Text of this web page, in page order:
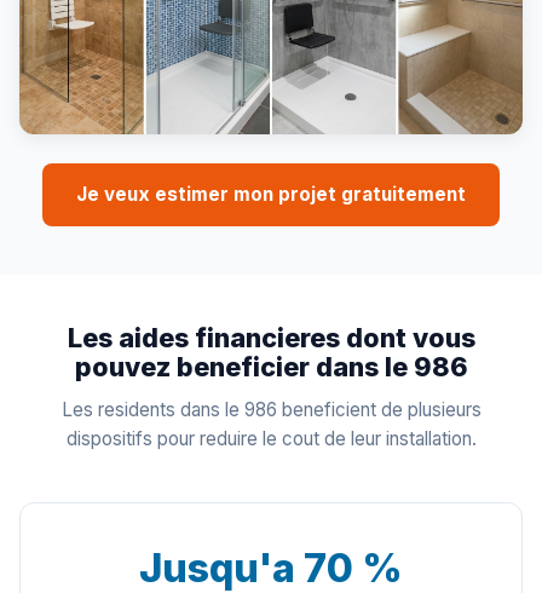
Je veux estimer mon projet gratuitement
Les aides financieres dont vous
pouvez beneficier dans le 986
Les residents dans le 986 beneficient de plusieurs
dispositifs pour reduire le cout de leur installation.
Jusqu'a 70 %